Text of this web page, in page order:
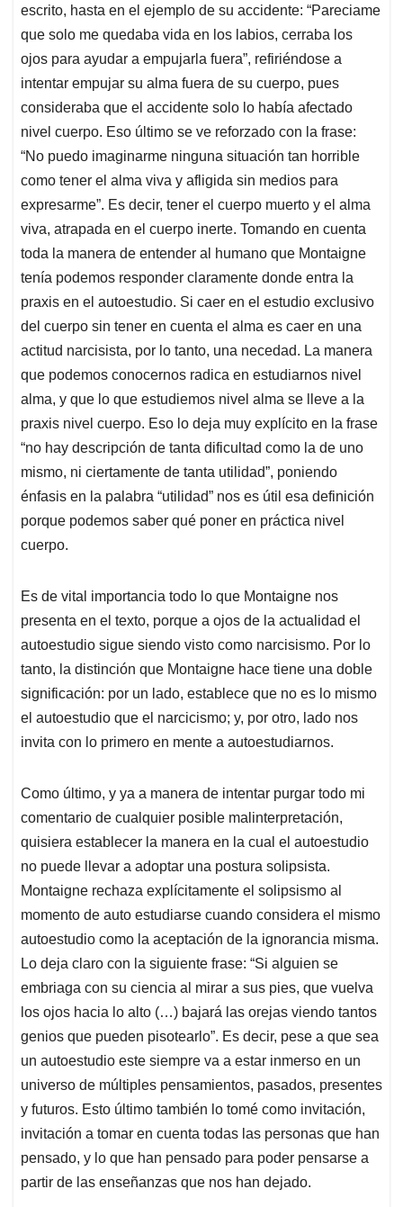
escrito, hasta en el ejemplo de su accidente: “Pareciame
que solo me quedaba vida en los labios, cerraba los
ojos para ayudar a empujarla fuera”, refiriéndose a
intentar empujar su alma fuera de su cuerpo, pues
consideraba que el accidente solo lo había afectado
nivel cuerpo. Eso último se ve reforzado con la frase:
“No puedo imaginarme ninguna situación tan horrible
como tener el alma viva y afligida sin medios para
expresarme”. Es decir, tener el cuerpo muerto y el alma
viva, atrapada en el cuerpo inerte. Tomando en cuenta
toda la manera de entender al humano que Montaigne
tenía podemos responder claramente donde entra la
praxis en el autoestudio. Si caer en el estudio exclusivo
del cuerpo sin tener en cuenta el alma es caer en una
actitud narcisista, por lo tanto, una necedad. La manera
que podemos conocernos radica en estudiarnos nivel
alma, y que lo que estudiemos nivel alma se lleve a la
praxis nivel cuerpo. Eso lo deja muy explícito en la frase
“no hay descripción de tanta dificultad como la de uno
mismo, ni ciertamente de tanta utilidad”, poniendo
énfasis en la palabra “utilidad” nos es útil esa definición
porque podemos saber qué poner en práctica nivel
cuerpo.
Es de vital importancia todo lo que Montaigne nos
presenta en el texto, porque a ojos de la actualidad el
autoestudio sigue siendo visto como narcisismo. Por lo
tanto, la distinción que Montaigne hace tiene una doble
significación: por un lado, establece que no es lo mismo
el autoestudio que el narcicismo; y, por otro, lado nos
invita con lo primero en mente a autoestudiarnos.
Como último, y ya a manera de intentar purgar todo mi
comentario de cualquier posible malinterpretación,
quisiera establecer la manera en la cual el autoestudio
no puede llevar a adoptar una postura solipsista.
Montaigne rechaza explícitamente el solipsismo al
momento de auto estudiarse cuando considera el mismo
autoestudio como la aceptación de la ignorancia misma.
Lo deja claro con la siguiente frase: “Si alguien se
embriaga con su ciencia al mirar a sus pies, que vuelva
los ojos hacia lo alto (…) bajará las orejas viendo tantos
genios que pueden pisotearlo”. Es decir, pese a que sea
un autoestudio este siempre va a estar inmerso en un
universo de múltiples pensamientos, pasados, presentes
y futuros. Esto último también lo tomé como invitación,
invitación a tomar en cuenta todas las personas que han
pensado, y lo que han pensado para poder pensarse a
partir de las enseñanzas que nos han dejado.